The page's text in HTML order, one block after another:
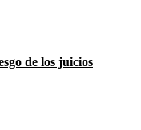
de los juicios